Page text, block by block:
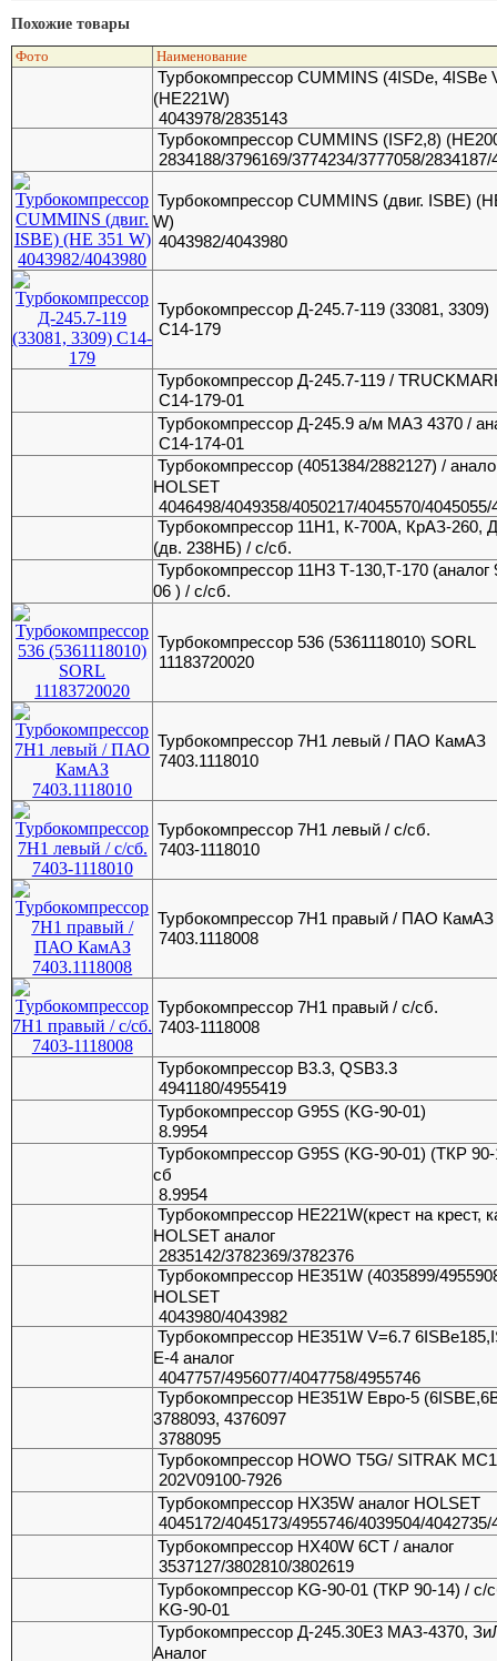
Похожие товары
Фото Наименование
Турбокомпрессор CUMMINS (4ISDe, 4ISBe
(HE221W)
4043978/2835143
Турбокомпрессор CUMMINS (ISF2,8)
2834188/3796169/3774234/3777058/2834187/
Турбокомпрессор CUMMINS (двиг. ISBE)
W)
4043982/4043980
Турбокомпрессор Д-245.7-119 (33081, 3309)
С14-179
Турбокомпрессор Д-245.7-119 /
С14-179-01
Турбокомпрессор Д-245.9 а/м МАЗ 4370 /
С14-174-01
Турбокомпрессор (4051384/2882127) /
HOLSET
4046498/4049358/4050217/4045570/4045055/
Турбокомпрессор 11Н1, К-700А, КрАЗ-260,
(дв. 238НБ) / с/сб.
Турбокомпрессор 11Н3 Т-130,Т-170 (аналог
06 ) / с/сб.
Турбокомпрессор 536 (5361118010) SORL
11183720020
Турбокомпрессор 7Н1 левый / ПАО КамАЗ
7403.1118010
Турбокомпрессор 7Н1 левый / с/сб.
7403-1118010
Турбокомпрессор 7Н1 правый / ПАО КамАЗ
7403.1118008
Турбокомпрессор 7Н1 правый / с/сб.
7403-1118008
Турбокомпрессор B3.3, QSB3.3
4941180/4955419
Турбокомпрессор G95S (KG-90-01)
8.9954
Турбокомпрессор G95S (KG-90-01) (ТКР
сб
8.9954
Турбокомпрессор HE221W(крест на крест,
HOLSET аналог
2835142/3782369/3782376
Турбокомпрессор HE351W (4035899/
HOLSET
4043980/4043982
Турбокомпрессор HE351W V=6.7
Е-4 аналог
4047757/4956077/4047758/4955746
Турбокомпрессор HE351W Евро-5
3788093, 4376097
3788095
Турбокомпрессор HOWO T5G/ SITRAK
202V09100-7926
Турбокомпрессор HX35W аналог HOLSET
4045172/4045173/4955746/4039504/4042735/
Турбокомпрессор HX40W 6СТ / аналог
3537127/3802810/3802619
Турбокомпрессор KG-90-01 (ТКР 90-14) / с/
KG-90-01
Турбокомпрессор Д-245.30Е3 МАЗ-4370,
Аналог